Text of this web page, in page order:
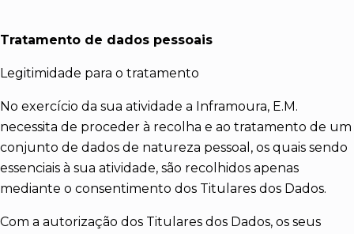
Tratamento de dados pessoais
Legitimidade para o tratamento
No exercício da sua atividade a Inframoura, E.M.
necessita de proceder à recolha e ao tratamento de um
conjunto de dados de natureza pessoal, os quais sendo
essenciais à sua atividade, são recolhidos apenas
mediante o consentimento dos Titulares dos Dados.
Com a autorização dos Titulares dos Dados, os seus